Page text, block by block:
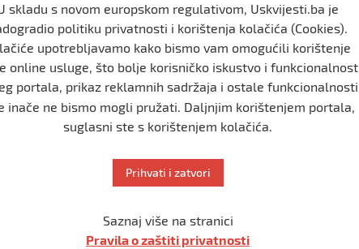
i naftnim derivatima Privredne komore Republike
da se u narednim danima očekuju
sedmice očekuju više cijene”, kazao je Bajić.
Prijedora, kazala je ranije za “Nezavisne novine”
tako i u slučaju goriva.
kada dođe do rasta cijene barela na svjetskom
da postoji određeni period da bi se to odrazilo na
skladu s novom europskom regulativom, Uskvijesti.ba je
politiku privatnosti i korištenja kolačića (Cookies).
upotrebljavamo kako bismo vam omogućili korištenje
online usluge, što bolje korisničko iskustvo i funkcionalnost
portala, prikaz reklamnih sadržaja i ostale funkcionalnosti
inače ne bismo mogli pružati. Daljnjim korištenjem portala,
suglasni ste s korištenjem kolačića.
Prihvati i zatvori
Saznaj više na stranici
Pravila o zaštiti privatnosti